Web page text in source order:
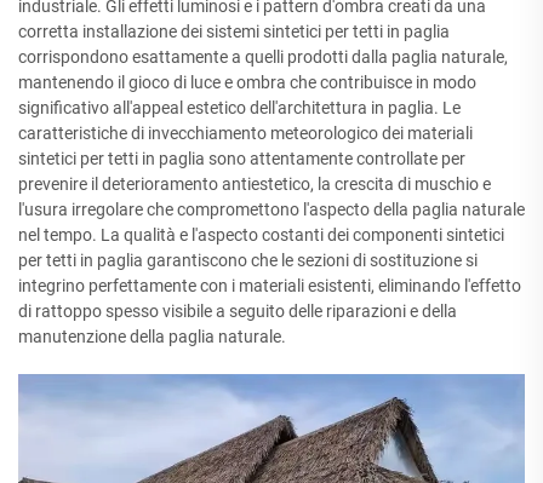
industriale. Gli effetti luminosi e i pattern d'ombra creati da una
corretta installazione dei sistemi sintetici per tetti in paglia
corrispondono esattamente a quelli prodotti dalla paglia naturale,
mantenendo il gioco di luce e ombra che contribuisce in modo
significativo all'appeal estetico dell'architettura in paglia. Le
caratteristiche di invecchiamento meteorologico dei materiali
sintetici per tetti in paglia sono attentamente controllate per
prevenire il deterioramento antiestetico, la crescita di muschio e
l'usura irregolare che compromettono l'aspecto della paglia naturale
nel tempo. La qualità e l'aspecto costanti dei componenti sintetici
per tetti in paglia garantiscono che le sezioni di sostituzione si
integrino perfettamente con i materiali esistenti, eliminando l'effetto
di rattoppo spesso visibile a seguito delle riparazioni e della
manutenzione della paglia naturale.